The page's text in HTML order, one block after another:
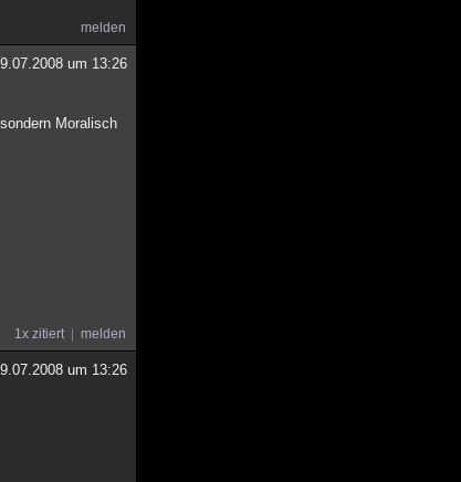
melden
um 13:26
Moralisch
1x zitiert melden
um 13:26